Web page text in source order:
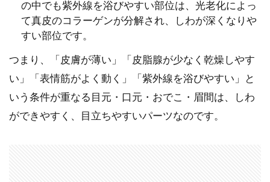
の中でも紫外線を浴びやすい部位は、光老化によっ
て真皮のコラーゲンが分解され、しわが深くなりや
すい部位です。
つまり、「皮膚が薄い」「皮脂腺が少なく乾燥しやす
い」「表情筋がよく動く」「紫外線を浴びやすい」と
いう条件が重なる目元・口元・おでこ・眉間は、しわ
ができやすく、目立ちやすいパーツなのです。